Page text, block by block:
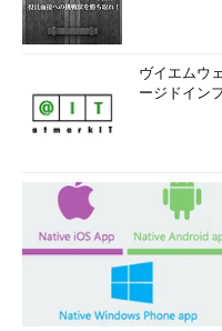
ヴイエムウ
ージドイン